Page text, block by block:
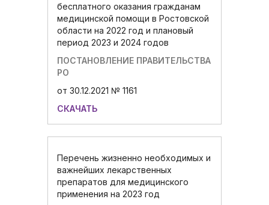
бесплатного оказания гражданам
медицинской помощи в Ростовской
области на 2022 год и плановый
период 2023 и 2024 годов
ПОСТАНОВЛЕНИЕ ПРАВИТЕЛЬСТВА
РО
от 30.12.2021 № 1161
СКАЧАТЬ
Перечень жизненно необходимых и
важнейших лекарственных
препаратов для медицинского
применения на 2023 год